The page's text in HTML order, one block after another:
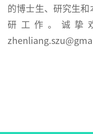
的博士生、研究生
研工作。诚挚